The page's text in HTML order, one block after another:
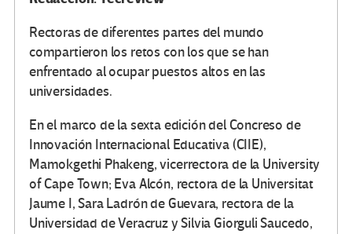
Rectoras de diferentes partes del mundo
compartieron los retos con los que se han
enfrentado al ocupar puestos altos en las
universidades.
En el marco de la sexta edición del Concreso de
Innovación Internacional Educativa (CIIE),
Mamokgethi Phakeng, vicerrectora de la University
of Cape Town; Eva Alcón, rectora de la Universitat
Jaume I, Sara Ladrón de Guevara, rectora de la
Universidad de Veracruz y Silvia Giorguli Saucedo,